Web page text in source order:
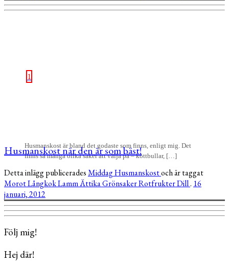
1
Husmanskost är bland det godaste som finns, enligt mig. Det
finns så många olika saker att välja på – köttbullar, […]
Husmanskost när den är som bäst!
Detta inlägg publiceradesMiddagHusmanskostoch är taggat
MorotLångkokLammÄttikaGrönsakerRotfrukterDill. 16
januari, 2012
Följ mig!
Hej där!